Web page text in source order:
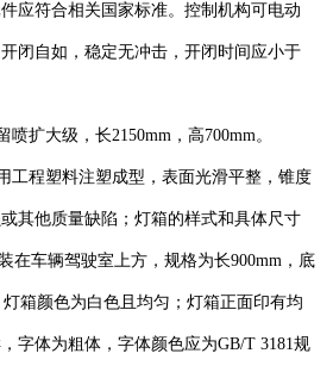
应符合相关国家标准。控制机构可电动
闭自如，稳定无冲击，开闭时间应小于
扩大级，长2150mm，高700mm。
工程塑料注塑成型，表面光滑平整，锥度
其他质量缺陷；灯箱的样式和具体尺寸
在车辆驾驶室上方，规格为长900mm，底
灯箱颜色为白色且均匀；灯箱正面印有均
字体为粗体，字体颜色应为GB/T 3181规